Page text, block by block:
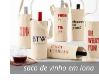
saco de vinho em lona